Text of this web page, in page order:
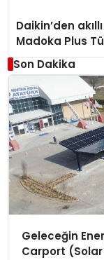
Daikin’den
Madoka Plus
Son Dakika
Geleceğin
Carport